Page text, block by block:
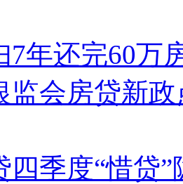
7年还完60万
监会房贷新
四季度“惜贷”